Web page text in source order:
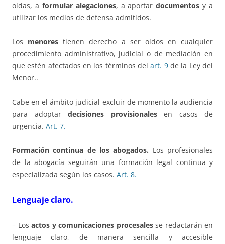
oídas, a formular alegaciones, a aportardocumentos y a
utilizar los medios de defensa admitidos.
Los menores tienen derecho a ser oídos en cualquier
procedimiento administrativo, judicial o de mediación en
que estén afectados en los términos delart. 9de la Ley del
Menor..
Cabe en el ámbito judicial excluir de momento la audiencia
para adoptar decisiones provisionalesen casos de
urgencia. Art. 7.
Formación continua de los abogados. Los profesionales
de la abogacía seguirán una formación legal continua y
especializada según los casos. Art. 8.
Lenguaje claro.
– Los actos y comunicaciones procesalesse redactarán en
lenguaje claro, de manera sencilla y accesible